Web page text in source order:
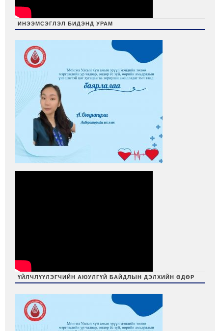
ИНЭЭМСЭГЛЭЛ БИДЭНД УРАМ
ҮЙЛЧЛҮҮЛЭГЧИЙН АЮУЛГҮЙ БАЙДЛЫН ДЭЛХИЙН ӨДӨР